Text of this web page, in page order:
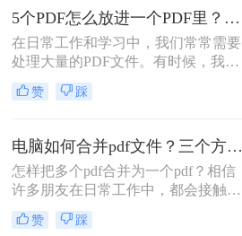
呢？，下面就为大家介绍一些简单而
实用的方法，帮助您轻松合并PDF文
件。
5个PDF怎么放进一个PDF里？分享3种简单方法！
在日常工作和学习中，我们常常需要
处理大量的PDF文件。有时候，我们
会希望将多个PDF文件合并成一个文
件，以便于管理和查阅。那么，5个
我将介绍3种简单的方法，帮助你轻
松实现这个需求。
赞 踩
电脑如何合并pdf文件？三个方法帮到你！
怎样把多个pdf合并为一个pdf？相信
许多朋友在日常工作中，都会接触到
pdf文件。有时我们会遇到很多pdf文
件，需要把一些pdf合并到pdf中，这
赞 踩